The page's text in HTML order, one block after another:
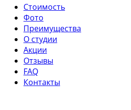
Стоимость
Фото
Преимущества
О студии
Акции
Отзывы
FAQ
Контакты